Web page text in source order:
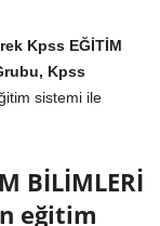
Kpss EĞİTİM
Kpss
sistemi ile
BİLİMLERİ
eğitim